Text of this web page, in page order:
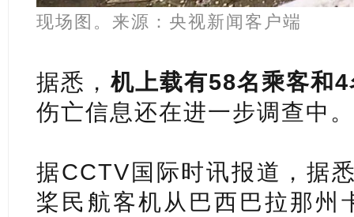
现场图。来源：央视新闻客户端
据悉， 机上载有58名乘客和
伤亡信息还在进一步调查中
据CCTV国际时讯报道，据
桨民航客机从巴西巴拉那州